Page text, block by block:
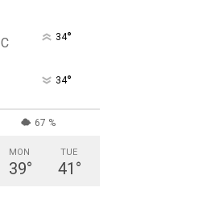
C 34°
34°
67 %
MON
39°
TUE
41 °